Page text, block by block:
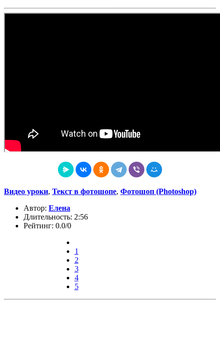
Видео уроки, Текст в фотошопе, Фотошоп (Photoshop)
Автор: Елена
Длительность: 2:56
Рейтинг: 0.0/0
1
2
3
4
5